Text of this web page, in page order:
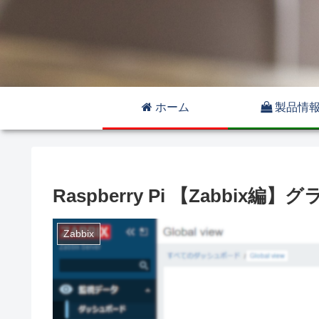
ホーム 製品情
Raspberry Pi 【Zabbix編】グ
Zabbix